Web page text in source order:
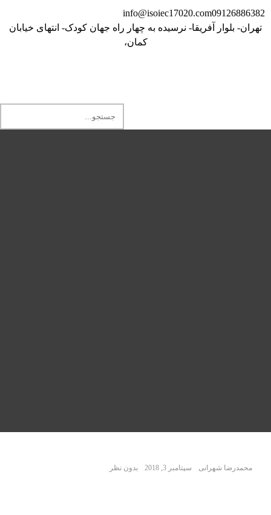
09126886382
info@isoiec17020.com
تهران- بلوار آفریقا- نرسیده به چهار راه جهان کودک- انتهای خیابان
کمان،
محمدرضا شهرانی سپتامبر 3, 2018 بدون نظر